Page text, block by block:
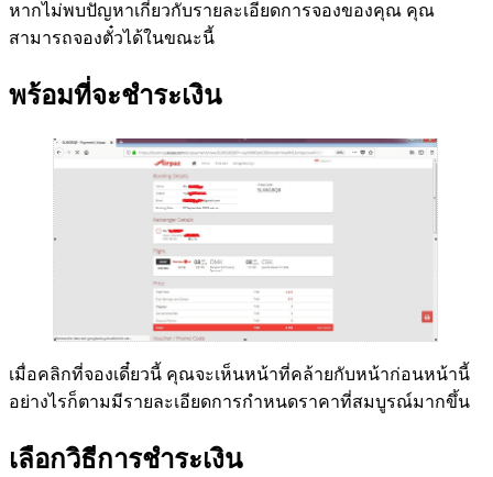
หากไม่พบปัญหาเกี่ยวกับรายละเอียดการจองของคุณ คุณ
สามารถจองตั๋วได้ในขณะนี้
พร้อมที่จะชำระเงิน
เมื่อคลิกที่จองเดี๋ยวนี้ คุณจะเห็นหน้าที่คล้ายกับหน้าก่อนหน้านี้
อย่างไรก็ตามมีรายละเอียดการกำหนดราคาที่สมบูรณ์มากขึ้น
เลือกวิธีการชำระเงิน